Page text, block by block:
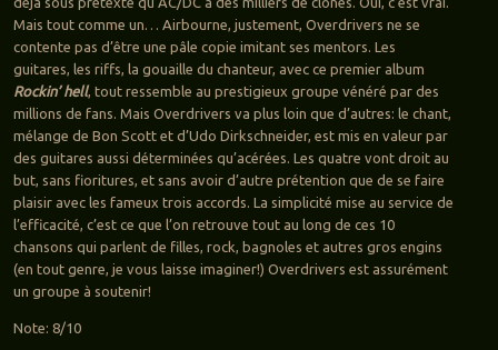
Mais tout comme un… Airbourne, justement, Overdrivers ne se
contente pas d’être une pâle copie imitant ses mentors. Les
guitares, les riffs, la gouaille du chanteur, avec ce premier album
Rockin’ hell, tout ressemble au prestigieux groupe vénéré par des
millions de fans. Mais Overdrivers va plus loin que d’autres: le chant,
mélange de Bon Scott et d’Udo Dirkschneider, est mis en valeur par
des guitares aussi déterminées qu’acérées. Les quatre vont droit au
but, sans fioritures, et sans avoir d’autre prétention que de se faire
plaisir avec les fameux trois accords. La simplicité mise au service de
l’efficacité, c’est ce que l’on retrouve tout au long de ces 10
chansons qui parlent de filles, rock, bagnoles et autres gros engins
(en tout genre, je vous laisse imaginer!) Overdrivers est assurément
un groupe à soutenir!
Note: 8/10